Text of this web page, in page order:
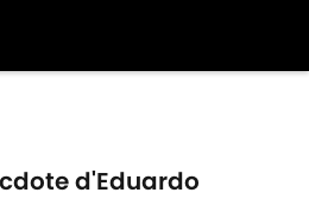
d'Eduardo